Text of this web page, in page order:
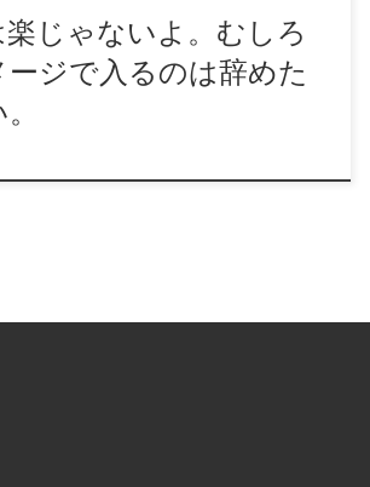
じゃないよ。むしろ
ージで入るのは辞めた